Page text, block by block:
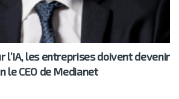
l’IA, les entreprises doivent devenir
le CEO de Medianet